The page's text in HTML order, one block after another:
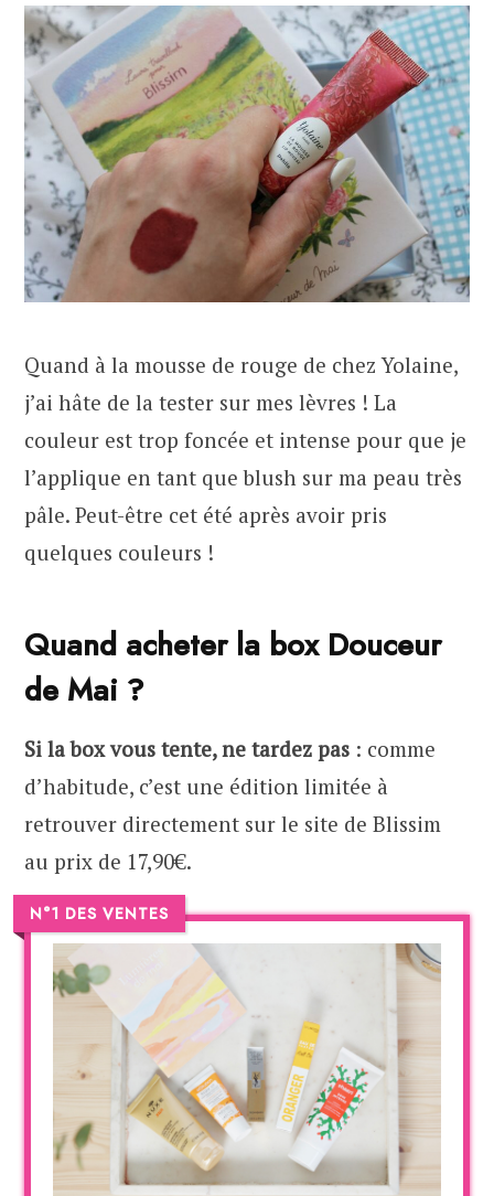
Quand à la mousse de rouge de chez Yolaine,
j’ai hâte de la tester sur mes lèvres ! La
couleur est trop foncée et intense pour que je
l’applique en tant que blush sur ma peau très
pâle. Peut-être cet été après avoir pris
quelques couleurs !
Quand acheter la box Douceur
de Mai ?
Si la box vous tente, ne tardez pas : comme
d’habitude, c’est une édition limitée à
retrouver directement sur le site de Blissim
au prix de 17,90€.
N°1 DES VENTES